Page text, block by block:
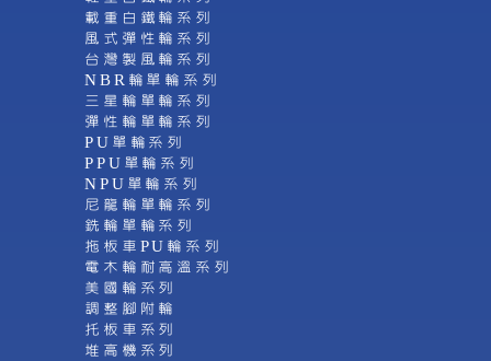
載重白鐵輪系列
風式彈性輪系列
台灣製風輪系列
NBR輪單輪系列
三星輪單輪系列
彈性輪單輪系列
PU單輪系列
PPU單輪系列
NPU單輪系列
尼龍輪單輪系列
銑輪單輪系列
拖板車PU輪系列
電木輪耐高溫系列
美國輪系列
調整腳附輪
托板車系列
堆高機系列